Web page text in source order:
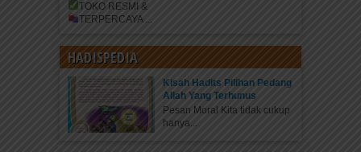
TOKO RESMI &
TERPERCAYA ...
HADISPEDIA
Kisah Hadits Pilihan Pedang
Allah Yang Terhunus
Pesan Moral Kita tidak cukup
hanya...